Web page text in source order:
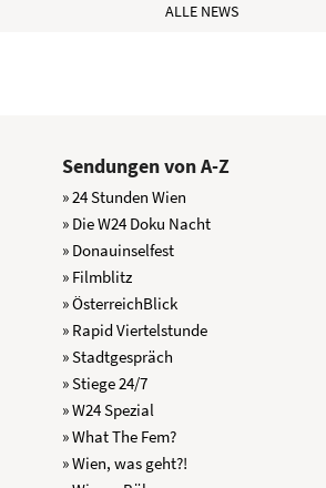
ALLE NEWS
Sendungen von A-Z
» 24 Stunden Wien
» Die W24 Doku Nacht
» Donauinselfest
» Filmblitz
» ÖsterreichBlick
» Rapid Viertelstunde
» Stadtgespräch
» Stiege 24/7
» W24 Spezial
» What The Fem?
» Wien, was geht?!